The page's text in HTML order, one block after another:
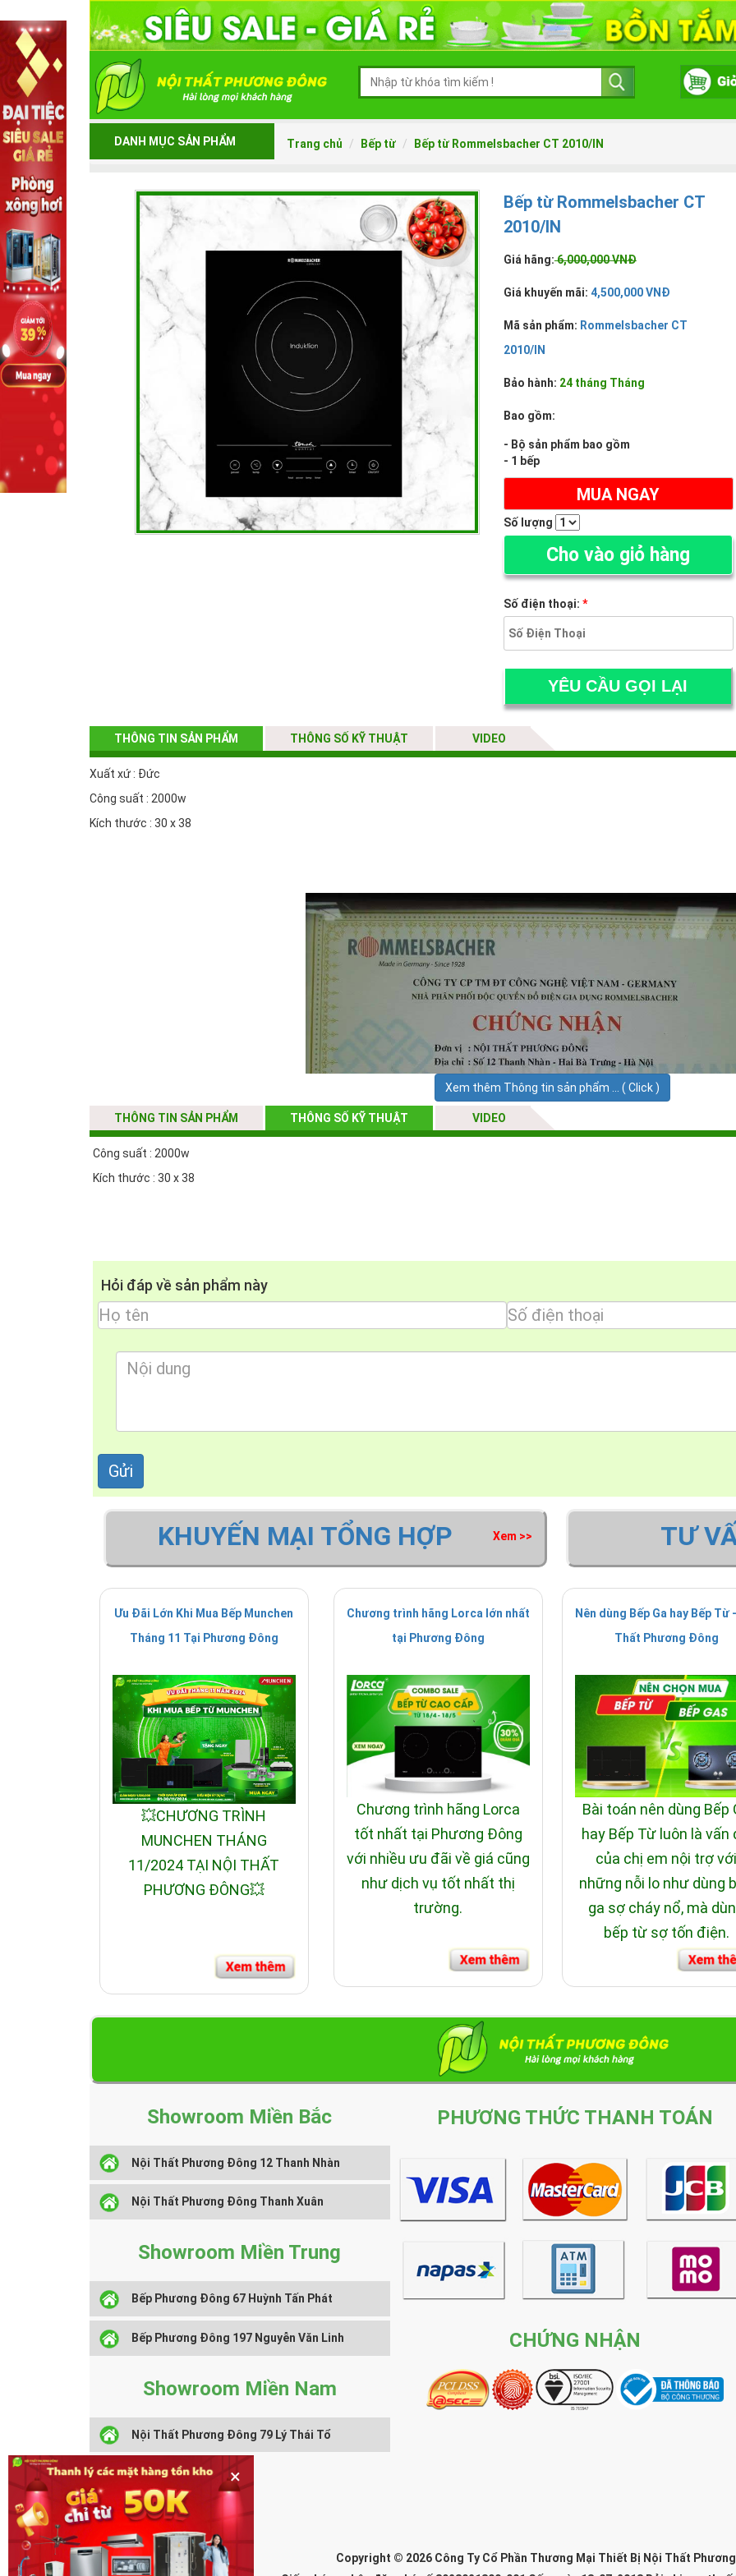
DANH MỤC SẢN PHẨM Trang chủ Bếp từ Bếp từ Rommelsbacher CT 2010/IN
Bếp từ Rommelsbacher CT
2010/IN
Giá hãng:6,000,000 VNĐ
Giá khuyến mãi: 4,500,000 VNĐ
Mã sản phẩm: Rommelsbacher CT
2010/IN
Bảo hành: 24 tháng Tháng
Bao gồm:
- Bộ sản phẩm bao gồm
- 1 bếp
MUA NGAY
Số lượng
Cho vào giỏ hàng
Số điện thoại: *
THÔNG TIN SẢN PHẨM THÔNG SỐ KỸ THUẬT VIDEO
Xuất xứ : Đức
Công suất : 2000w
Kích thước : 30 x 38
Ảnh giấy chứng nhận Nội Thất Phương Đông là đại lý cấp I của thương hiệuRommelsbacherdo
Xem thêm Thông tin sản phẩm ... ( Click )
THÔNG TIN SẢN PHẨM THÔNG SỐ KỸ THUẬT VIDEO
Công suất : 2000w
Kích thước : 30 x 38
Hỏi đáp về sản phẩm này
KHUYẾN MẠI TỔNG HỢP Xem >>
Ưu Đãi Lớn Khi Mua Bếp Munchen
Tháng 11 Tại Phương Đông
💥CHƯƠNG TRÌNH
MUNCHEN THÁNG
11/2024 TẠI NỘI THẤT
PHƯƠNG ĐÔNG💥
Chương trình hãng Lorca lớn nhất
tại Phương Đông
Chương trình hãng Lorca
tốt nhất tại Phương Đông
với nhiều ưu đãi về giá cũng
như dịch vụ tốt nhất thị
trường.
TƯ
Nên dùng Bếp Ga hay Bếp Từ
Thất Phương Đông
Bài toán nên dùng Bếp
hay Bếp Từ luôn là vấn
của chị em nội trợ với
những nỗi lo như dùng
ga sợ cháy nổ, mà
bếp từ sợ tốn điện.
Showroom Miền Bắc
Nội Thất Phương Đông 12 Thanh Nhàn
Nội Thất Phương Đông Thanh Xuân
Showroom Miền Trung
Bếp Phương Đông 67 Huỳnh Tấn Phát
Bếp Phương Đông 197 Nguyễn Văn Linh
Showroom Miền Nam
Nội Thất Phương Đông 79 Lý Thái Tổ
PHƯƠNG THỨC THANH TOÁN
CHỨNG NHẬN
Copyright © 2026 Công Ty Cổ Phần Thương Mại Thiết Bị Nội Thất
×